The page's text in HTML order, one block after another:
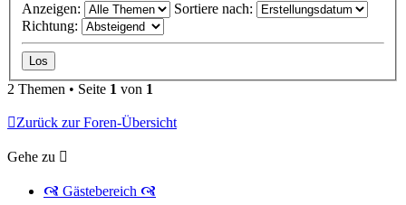
Anzeigen:
Sortiere nach:
Richtung:
2 Themen • Seite 1 von 1
Zurück zur Foren-Übersicht
Gehe zu
🙧 Gästebereich 🙧